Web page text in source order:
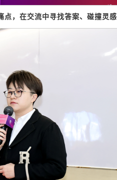
点，在交流中寻找答案、碰撞灵感